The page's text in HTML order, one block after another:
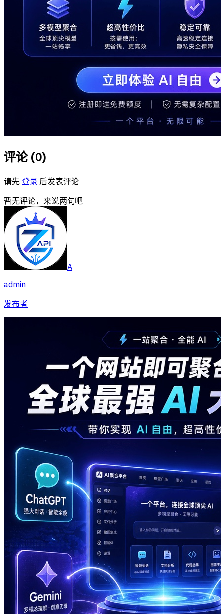
评论 (0)
请先 登录 后发表评论
暂无评论，来说两句吧
A
admin
发布者